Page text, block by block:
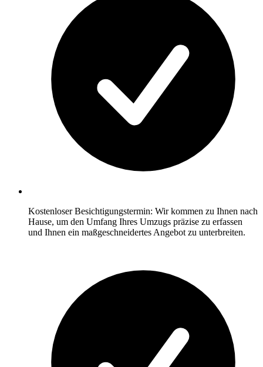
Kostenloser Besichtigungstermin: Wir kommen zu Ihnen nach
Hause, um den Umfang Ihres Umzugs präzise zu erfassen
und Ihnen ein maßgeschneidertes Angebot zu unterbreiten.